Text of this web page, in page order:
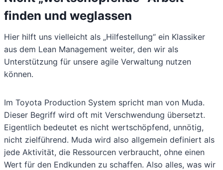
finden und weglassen
Hier hilft uns vielleicht als „Hilfestellung“ ein Klassiker
aus dem Lean Management weiter, den wir als
Unterstützung für unsere agile Verwaltung nutzen
können.
Im Toyota Production System spricht man von Muda.
Dieser Begriff wird oft mit Verschwendung übersetzt.
Eigentlich bedeutet es nicht wertschöpfend, unnötig,
nicht zielführend. Muda wird also allgemein definiert als
jede Aktivität, die Ressourcen verbraucht, ohne einen
Wert für den Endkunden zu schaffen. Also alles, was wir